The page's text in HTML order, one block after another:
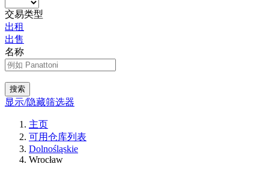
交易类型
出租
出售
名称
搜索
显示/隐藏筛选器
主页
可用仓库列表
Dolnośląskie
Wrocław